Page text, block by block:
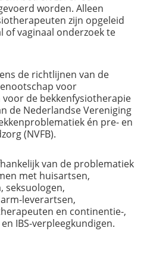
worden. Alleen
zijn opgeleid
of vaginaal onderzoek te
de richtlijnen van de
voor
voor de bekkenfysiotherapie
de Nederlandse Vereniging
én pre- en
(NVFB).
van de problematiek
met huisartsen,
seksuologen,
leverartsen,
en continentie-,
IBS-verpleegkundigen.